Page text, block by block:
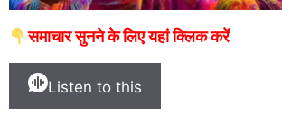
समाचार सुनने के लिए यहां क्लिक करें
Listen to this